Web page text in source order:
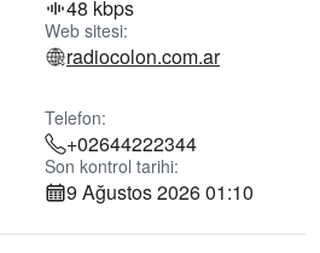
48 kbps
Web sitesi:
radiocolon.com.ar
Telefon:
+02644222344
Son kontrol tarihi:
9 Ağustos 2026 01:10